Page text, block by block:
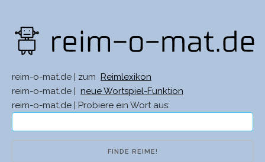
reim-o-mat.de | zum
Reimlexikon
reim-o-mat.de |
neue Wortspiel-Funktion
reim-o-mat.de | Probiere ein Wort aus: